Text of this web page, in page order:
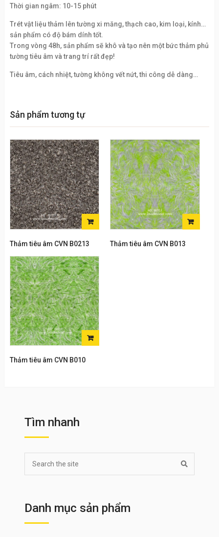
Thời gian ngâm: 10-15 phút
Trét vật liệu thảm lên tường xi măng, thạch cao, kim loại, kính…
sản phẩm có độ bám dính tốt.
Trong vòng 48h, sản phẩm sẽ khô và tạo nên một bức thảm phủ
tường tiêu âm và trang trí rất đẹp!
Tiêu âm, cách nhiệt, tường không vết nứt, thi công dễ dàng…
Sản phẩm tương tự
ĐỌC
Thảm tiêu âm CVN B0213 Thảm tiêu âm CVN B013
Thảm tiêu âm CVN B010
Tìm nhanh
Danh mục sản phẩm